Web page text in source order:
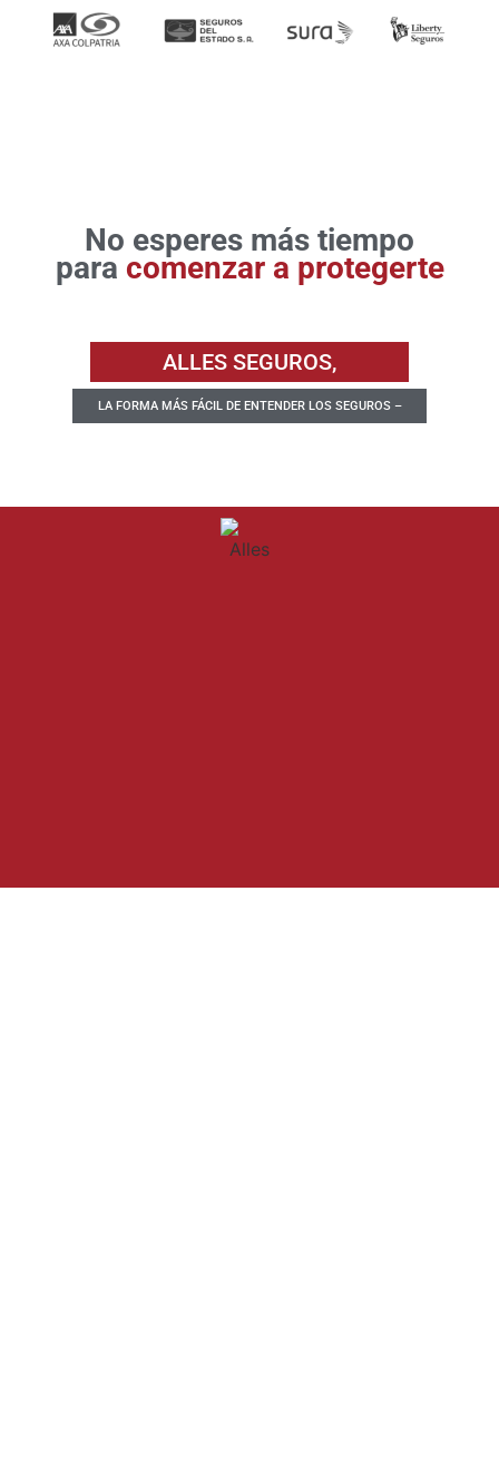
No esperes más tiempo
para comenzar a protegerte
ALLES SEGUROS,
LA FORMA MÁS FÁCIL DE ENTENDER LOS SEGUROS –